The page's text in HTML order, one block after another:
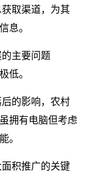
取渠道，为其
息。
的主要问题
低。
的影响，农村
拥有电脑但考虑
。
积推广的关键